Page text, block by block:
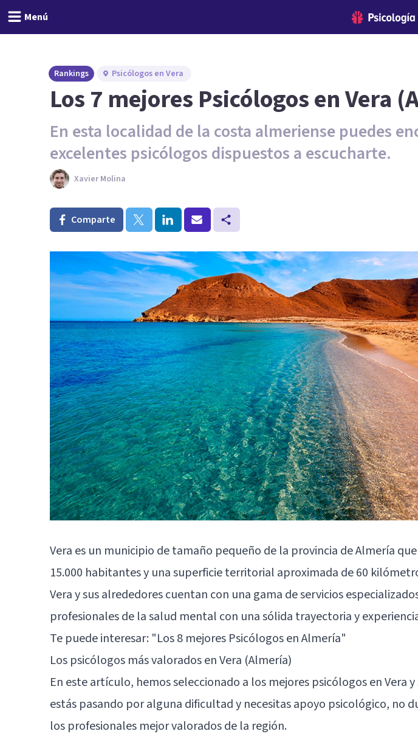
Menú
Rankings Psicólogos en Vera
Los 7 mejores Psicólogos en Vera
En esta localidad de la costa almeriense puedes
excelentes psicólogos dispuestos a escucharte.
Xavier Molina
Comparte
Vera es un municipio de tamaño pequeño de la provincia de Almería
15.000 habitantes y una superficie territorial aproximada de 60
Vera y sus alrededores cuentan con una gama de servicios
profesionales de la salud mental con una sólida trayectoria y
Te puede interesar: "Los 8 mejores Psicólogos en Almería"
Los psicólogos más valorados en Vera (Almería)
En este artículo, hemos seleccionado a los mejores psicólogos en Vera y
estás pasando por alguna dificultad y necesitas apoyo psicológico, no
los profesionales mejor valorados de la región.